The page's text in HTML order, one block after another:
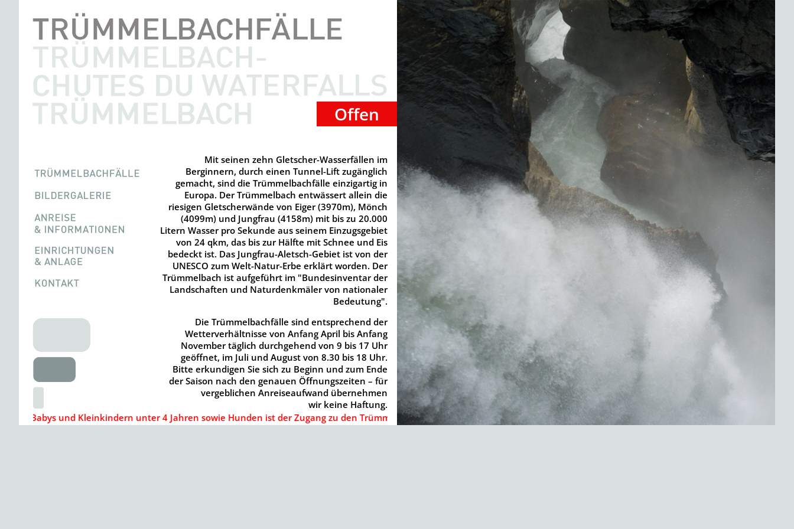
Mit seinen zehn Gletscher-Wasserfällen im
Berginnern, durch einen Tunnel-Lift zugänglich
gemacht, sind die Trümmelbachfälle einzigartig in
Europa. Der Trümmelbach entwässert allein die
riesigen Gletscherwände von Eiger (3970m), Mönch
(4099m) und Jungfrau (4158m) mit bis zu 20.000
Litern Wasser pro Sekunde aus seinem Einzugsgebiet
von 24 qkm, das bis zur Hälfte mit Schnee und Eis
bedeckt ist. Das Jungfrau-Aletsch-Gebiet ist von der
UNESCO zum Welt-Natur-Erbe erklärt worden. Der
Trümmelbach ist aufgeführt im "Bundesinventar der
Landschaften und Naturdenkmäler von nationaler
Bedeutung".
Die Trümmelbachfälle sind entsprechend der
Wetterverhältnisse von Anfang April bis Anfang
November täglich durchgehend von 9 bis 17 Uhr
geöffnet, im Juli und August von 8.30 bis 18 Uhr.
Bitte erkundigen Sie sich zu Beginn und zum Ende
der Saison nach den genauen Öffnungszeiten – für
vergeblichen Anreiseaufwand übernehmen
wir keine Haftung.
Offen
Babys und Kleinkindern unter 4 Jahren sowie Hunden ist der Zugang zu den Trümmelbachfällen aus Sicherheitsgründen nicht gestattet.